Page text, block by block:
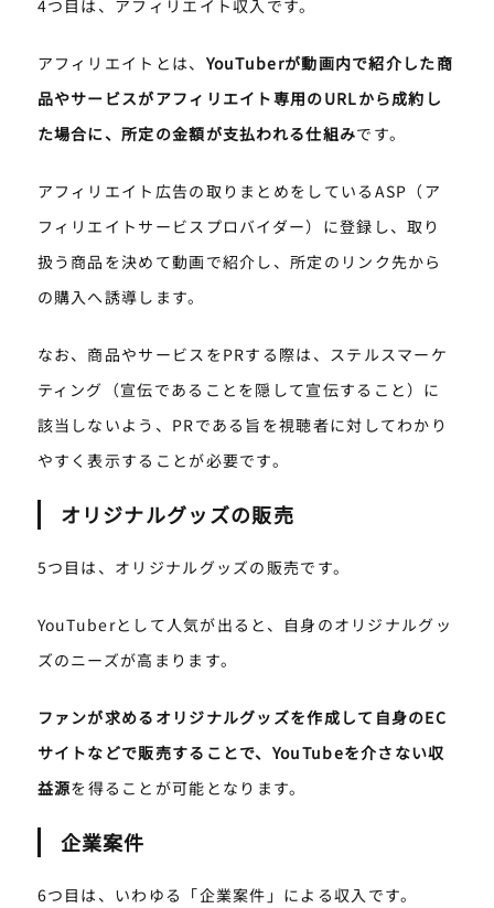
4つ目は、アフィリエイト収入です。
アフィリエイトとは、 YouTuberが動画内で紹介した商
品やサービスがアフィリエイト専用のURLから成約し
た場合に、所定の金額が支払われる仕組みです。
アフィリエイト広告の取りまとめをしているASP（ア
フィリエイトサービスプロバイダー）に登録し、取り
扱う商品を決めて動画で紹介し、所定のリンク先から
の購入へ誘導します。
なお、商品やサービスをPRする際は、ステルスマーケ
ティング（宣伝であることを隠して宣伝すること）に
該当しないよう、PRである旨を視聴者に対してわかり
やすく表示することが必要です。
オリジナルグッズの販売
5つ目は、オリジナルグッズの販売です。
YouTuberとして人気が出ると、自身のオリジナルグッ
ズのニーズが高まります。
ファンが求めるオリジナルグッズを作成して自身のEC
サイトなどで販売することで、YouTubeを介さない収
益源を得ることが可能となります。
企業案件
6つ目は、いわゆる「企業案件」による収入です。